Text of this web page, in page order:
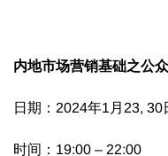
内地市场营销基础之公
日期：2024年1月23, 30
时间：19:00 – 22:00